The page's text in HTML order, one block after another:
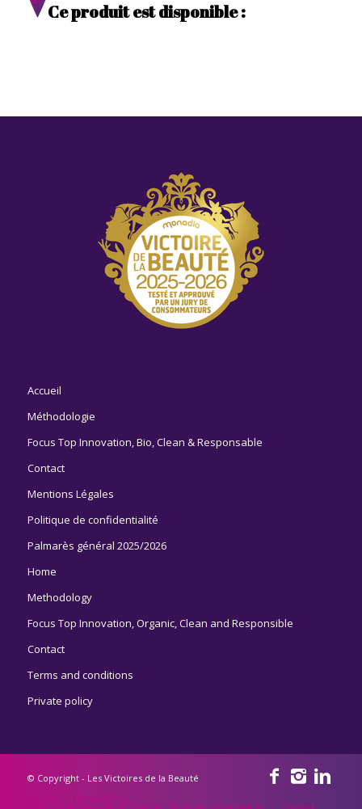
Ce produit est disponible :
Accueil
Méthodologie
Focus Top Innovation, Bio, Clean & Responsable
Contact
Mentions Légales
Politique de confidentialité
Palmarès général 2025/2026
Home
Methodology
Focus Top Innovation, Organic, Clean and Responsible
Contact
Terms and conditions
Private policy
© Copyright - Les Victoires de la Beauté
Methodology
Focus Top Innovation, Organic, Clean and Responsible Contact